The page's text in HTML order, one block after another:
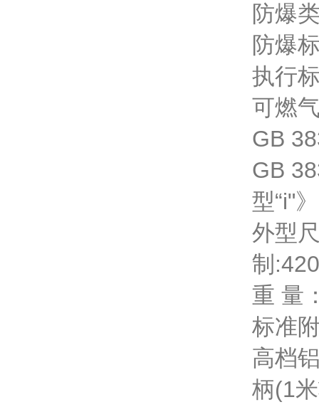
防爆
防爆
执行
可燃
GB
GB
型“i"》
外型
制
重 量
标准
高档
柄(1